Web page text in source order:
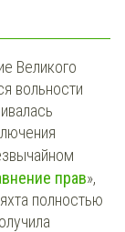
Великого
вольности
прав»,
полностью